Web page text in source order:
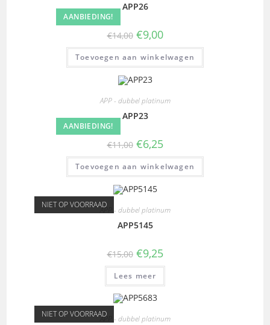
AANBIEDING!
APP26
€14,00 €9,00
Toevoegen aan winkelwagen
AANBIEDING!
APP - dubbel platinum
APP23
€11,00 €6,25
Toevoegen aan winkelwagen
NIET OP VOORRAADAPP - dubbel platinum
APP5145
€15,00 €9,25
Lees meer
NIET OP VOORRAADAPP - dubbel platinum